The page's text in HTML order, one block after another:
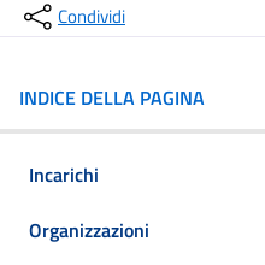
Condividi
INDICE DELLA PAGINA
Incarichi
Organizzazioni